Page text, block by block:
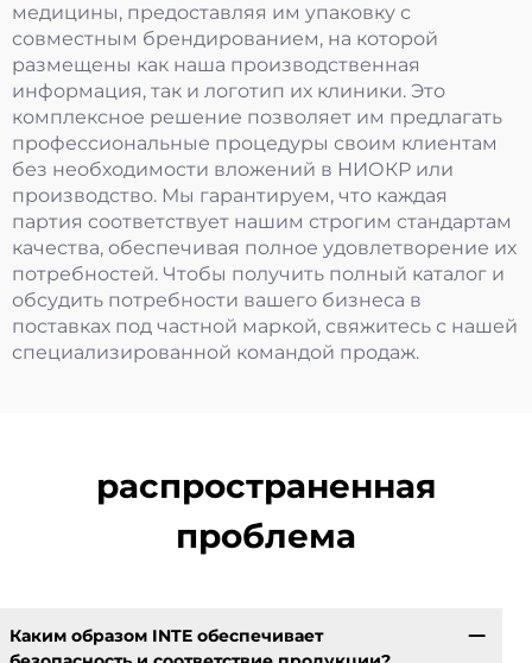
медицины, предоставляя им упаковку с
совместным брендированием, на которой
размещены как наша производственная
информация, так и логотип их клиники. Это
комплексное решение позволяет им предлагать
профессиональные процедуры своим клиентам
без необходимости вложений в НИОКР или
производство. Мы гарантируем, что каждая
партия соответствует нашим строгим стандартам
качества, обеспечивая полное удовлетворение их
потребностей. Чтобы получить полный каталог и
обсудить потребности вашего бизнеса в
поставках под частной маркой, свяжитесь с нашей
специализированной командой продаж.
распространенная
проблема
Каким образом INTE обеспечивает